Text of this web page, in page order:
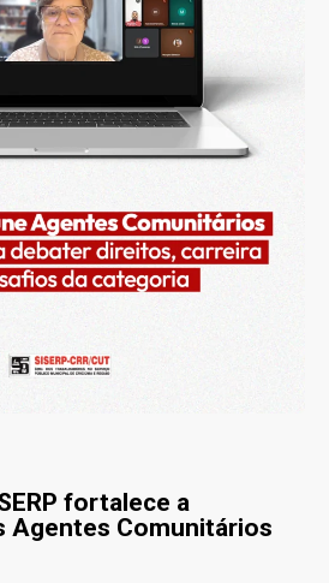
fortalece a
Agentes Comunitários